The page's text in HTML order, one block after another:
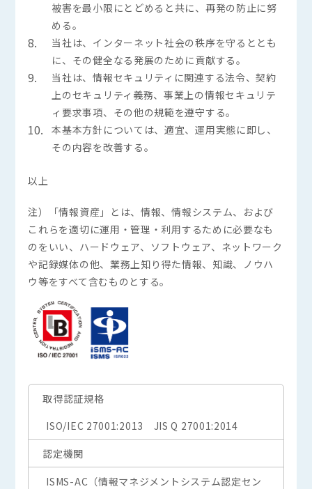
被害を最小限にとどめると共に、再発の防止に努
める。
8.
当社は、インターネット社会の秩序を守るととも
に、その健全なる発展のために貢献する。
9.
当社は、情報セキュリティに関連する法令、契約
上のセキュリティ義務、事業上の情報セキュリテ
ィ要求事項、その他の規範を遵守する。
10.
本基本方針については、適宜、運用実態に即し、
その内容を改善する。
以上
注）「情報資産」とは、情報、情報システム、および
これらを適切に運用・管理・利用するために必要なも
のをいい、ハードウェア、ソフトウェア、ネットワーク
や記録媒体の他、業務上知り得た情報、知識、ノウハ
ウ等をすべて含むものとする。
取得認証規格
ISO/IEC 27001:2013 JIS Q 27001:2014
認定機関
ISMS-AC（情報マネジメントシステム認定セン